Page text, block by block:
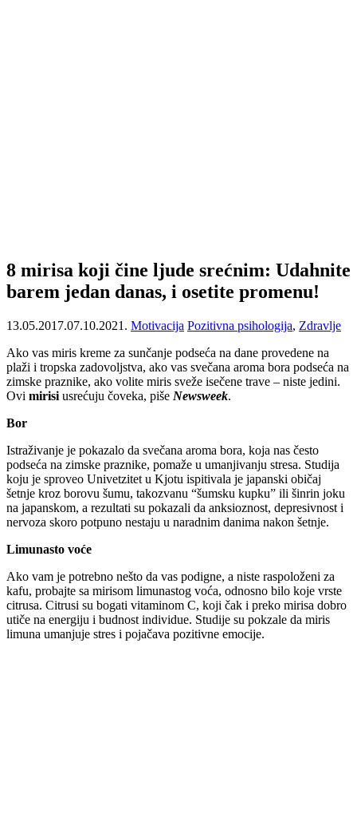
8 mirisa koji čine ljude srećnim: Udahnite
barem jedan danas, i osetite promenu!
13.05.2017.07.10.2021. Motivacija Pozitivna psihologija, Zdravlje
Ako vas miris kreme za sunčanje podseća na dane provedene na
plaži i tropska zadovoljstva, ako vas svečana aroma bora podseća na
zimske praznike, ako volite miris sveže isečene trave – niste jedini.
Ovi mirisi usrećuju čoveka, piše Newsweek.
Bor
Istraživanje je pokazalo da svečana aroma bora, koja nas često
podseća na zimske praznike, pomaže u umanjivanju stresa. Studija
koju je sproveo Univetzitet u Kjotu ispitivala je japanski običaj
šetnje kroz borovu šumu, takozvanu “šumsku kupku” ili šinrin joku
na japanskom, a rezultati su pokazali da anksioznost, depresivnost i
nervoza skoro potpuno nestaju u naradnim danima nakon šetnje.
Limunasto voće
Ako vam je potrebno nešto da vas podigne, a niste raspoloženi za
kafu, probajte sa mirisom limunastog voća, odnosno bilo koje vrste
citrusa. Citrusi su bogati vitaminom C, koji čak i preko mirisa dobro
utiče na energiju i budnost individue. Studije su pokzale da miris
limuna umanjuje stres i pojačava pozitivne emocije.